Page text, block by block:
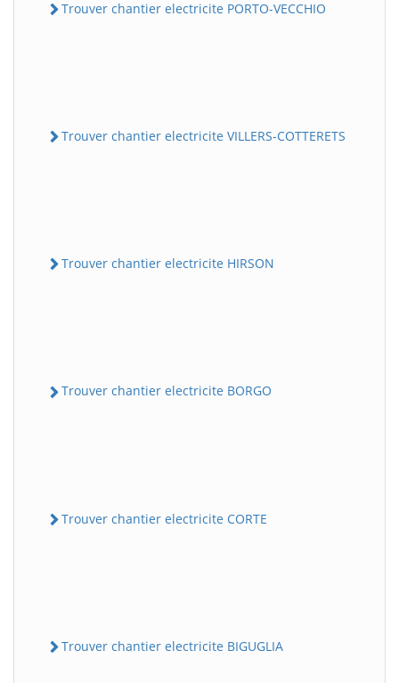
Trouver chantier electricite PORTO-VECCHIO
Trouver chantier electricite VILLERS-COTTERETS
Trouver chantier electricite HIRSON
Trouver chantier electricite BORGO
Trouver chantier electricite CORTE
Trouver chantier electricite BIGUGLIA